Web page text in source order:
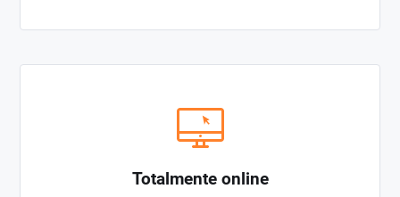
Totalmente online